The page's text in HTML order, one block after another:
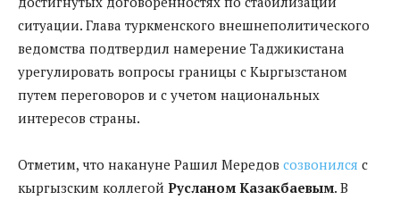
ситуации. Глава туркменского внешнеполитического
ведомства подтвердил намерение Таджикистана
урегулировать вопросы границы с Кыргызстаном
путем переговоров и с учетом национальных
интересов страны.
Отметим, что накануне Рашил Мередов созвонился с
кыргызским коллегой Русланом Казакбаевым. В